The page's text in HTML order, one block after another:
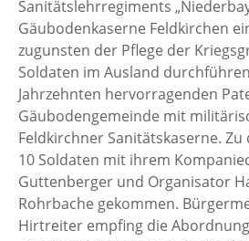
Sanitätslehrregiments
Gäubodenkaserne Feldkirchen
zugunsten der Pflege der
Soldaten im Ausland
Jahrzehnten hervorragenden
Gäubodengemeinde mit
Feldkirchner Sanitätskaserne. Zu
10 Soldaten mit ihrem
Guttenberger und Organisator
Rohrbache gekommen.
Hirtreiter empfing die